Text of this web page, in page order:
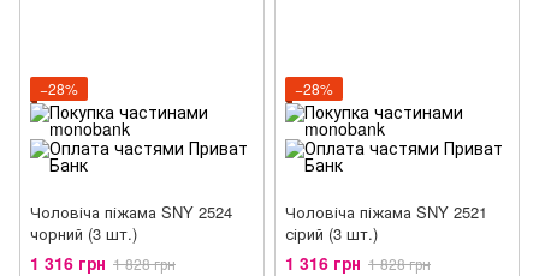
−28%
Чоловіча піжама SNY 2524
чорний (3 шт.)
1 316 грн 1 828 грн
−28%
Чоловіча піжама SNY 2521
сірий (3 шт.)
1 316 грн 1 828 грн